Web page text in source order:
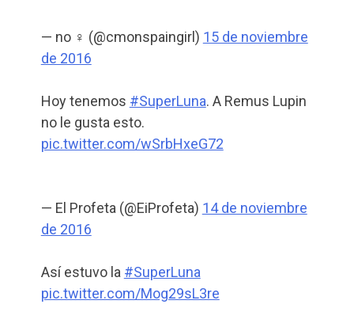
— no ♀ (@cmonspaingirl) 15 de noviembre
de 2016
Hoy tenemos #SuperLuna. A Remus Lupin
no le gusta esto.
pic.twitter.com/wSrbHxeG72
— El Profeta (@EiProfeta) 14 de noviembre
de 2016
Así estuvo la #SuperLuna
pic.twitter.com/Mog29sL3re